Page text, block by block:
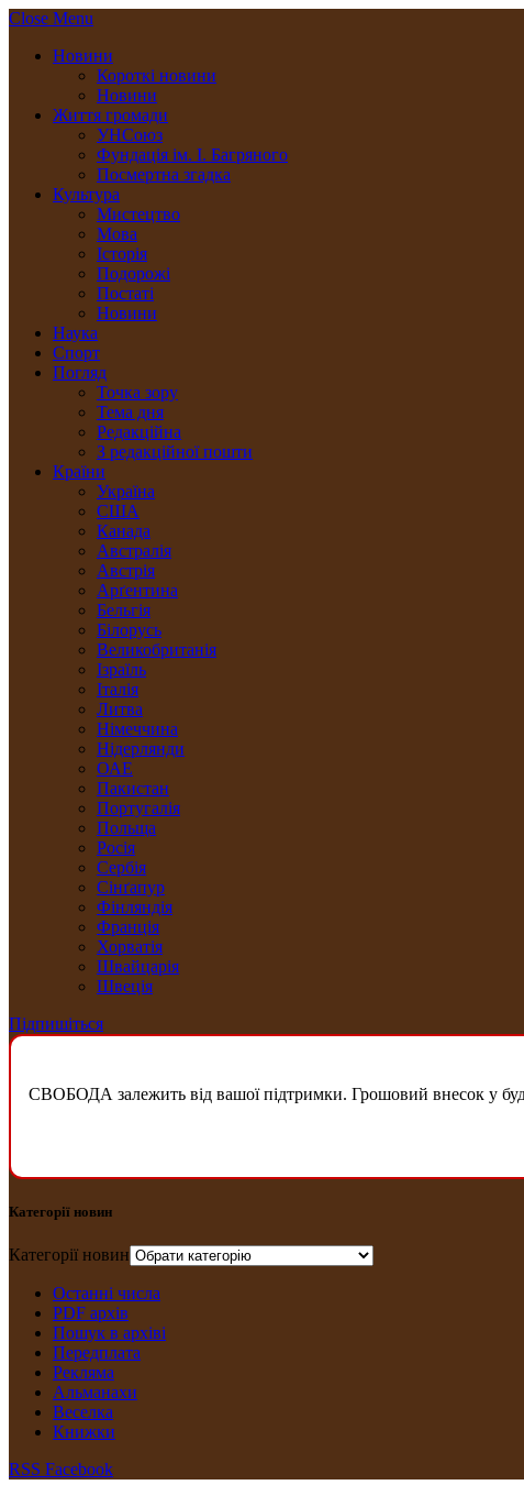
Close Menu
Новини
Короткі новини
Новини
Життя громади
УНСоюз
Фундація ім. І. Багряного
Посмертна згадка
Культура
Мистецтво
Мова
Історія
Подорожі
Постаті
Новини
Наука
Спорт
Погляд
Точка зору
Тема дня
Редакційна
З редакційної пошти
Країни
Україна
США
Канада
Австралія
Австрія
Арґентина
Бельгія
Білорусь
Великобританія
Ізраїль
Італія
Литва
Німеччина
Нідерлянди
ОАЕ
Пакистан
Португалія
Польща
Росія
Сербія
Сінґапур
Фінляндія
Франція
Хорватія
Швайцарія
Швеція
Підпишіться
СВОБОДА залежить від вашої підтримки. Грошовий внесок у
Категорії новин
Категорії новин
Останні числа
PDF архів
Пошук в архіві
Передплата
Рекляма
Альманахи
Веселка
Книжки
RSS Facebook